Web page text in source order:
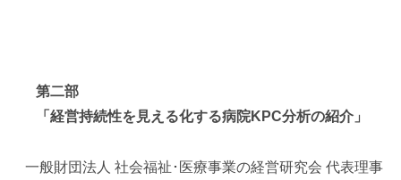
第二部
「経営持続性を見える化する病院KPC分析の紹介」
一般財団法人 社会福祉･医療事業の経営研究会 代表理事